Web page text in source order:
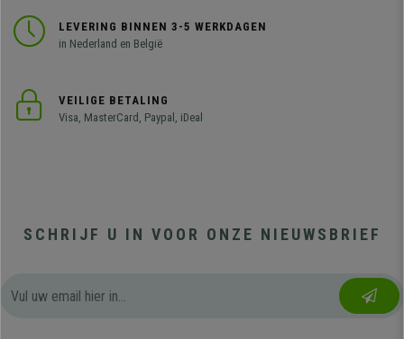
LEVERING BINNEN 3-5 WERKDAGEN
in Nederland en België
VEILIGE BETALING
Visa, MasterCard, Paypal, iDeal
SCHRIJF U IN VOOR ONZE NIEUWSBRIEF